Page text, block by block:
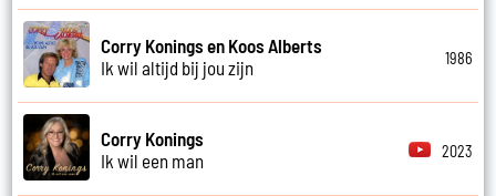
Corry Konings en Koos Alberts
Ik wil altijd bij jou zijn
1986
Corry Konings
Ik wil een man
2023